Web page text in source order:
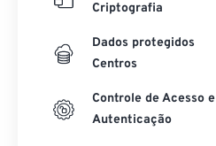
Criptografia
Dados protegidos
Centros
Controle de Acesso e
Autenticação